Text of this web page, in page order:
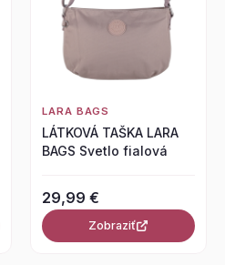
LARA BAGS
LÁTKOVÁ TAŠKA LARA
BAGS Svetlo fialová
29,99 €
Zobraziť